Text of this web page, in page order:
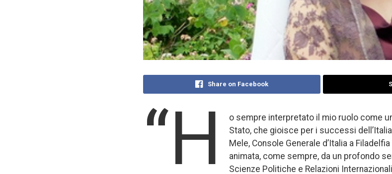
Share on Facebook
“H
o sempre interpretato il mio ruolo come
Stato, che gioisce per i successi
Mele, Console Generale d’Italia a
animata, come sempre, da un profondo
Scienze Politiche e Relazioni